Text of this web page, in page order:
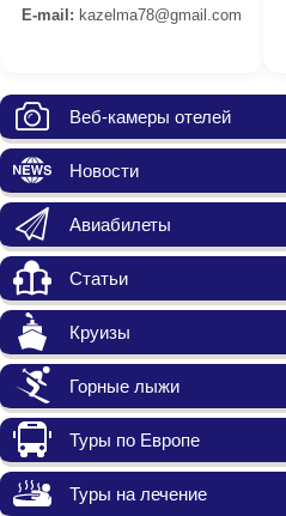
E-mail: kazelma78@gmail.com
Веб-камеры отелей
Новости
Авиабилеты
Статьи
Круизы
Горные лыжи
Туры по Европе
Туры на лечение